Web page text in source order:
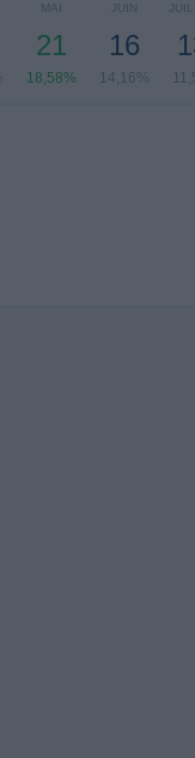
MAI
21
18,58%
JUIN
16
14,16%